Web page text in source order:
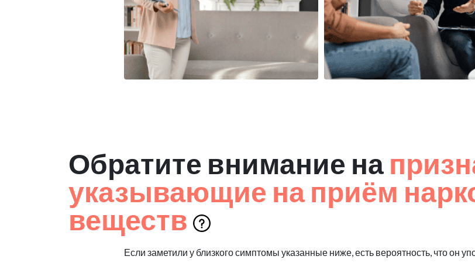
Обратите внимание на
указывающие на приём
веществ
Если заметили у близкого симптомы указанные ниже, есть вероятность, что он